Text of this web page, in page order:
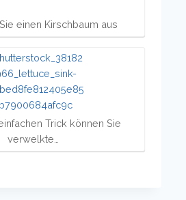
einen Kirschbaum aus
Trick können Sie
verwelkte…